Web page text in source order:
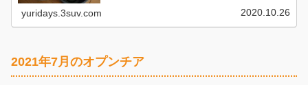
yuridays.3suv.com 2020.10.26
2021年7月のオプンチア